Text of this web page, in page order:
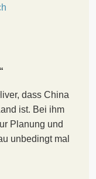
dass China
ist. Bei ihm
Planung und
unbedingt mal